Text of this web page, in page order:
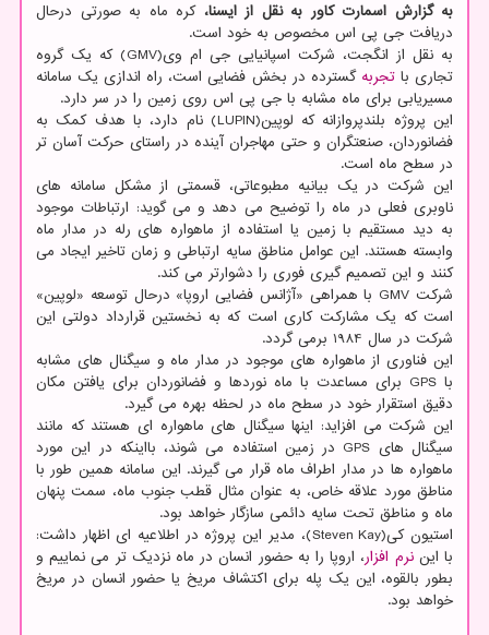
به گزارش اسمارت کاور به نقل از ایسنا،کره ماه به صورتی درحال
دریافت جی پی اس مخصوص به خود است.
به نقل از انگجت، شرکت اسپانیایی جی ام وی(GMV) که یک گروه
تجاری باتجربه گسترده در بخش فضایی است، راه اندازی یک سامانه
مسیریابی برای ماه مشابه با جی پی اس روی زمین را در سر دارد.
این پروژه بلندپروازانه که لوپین(LUPIN) نام دارد، با هدف کمک به
فضانوردان، صنعتگران و حتی مهاجران آینده در راستای حرکت آسان تر
در سطح ماه است.
این شرکت در یک بیانیه مطبوعاتی، قسمتی از مشکل سامانه های
ناوبری فعلی در ماه را توضیح می دهد و می گوید: ارتباطات موجود
به دید مستقیم با زمین یا استفاده از ماهواره های رله در مدار ماه
وابسته هستند. این عوامل مناطق سایه ارتباطی و زمان تاخیر ایجاد می
کنند و این تصمیم گیری فوری را دشوارتر می کند.
شرکت GMV با همراهی «آژانس فضایی اروپا» درحال توسعه «لوپین»
است که یک مشارکت کاری است که به نخستین قرارداد دولتی این
شرکت در سال 1984 برمی گردد.
این فناوری از ماهواره های موجود در مدار ماه و سیگنال های مشابه
با GPS برای مساعدت با ماه نوردها و فضانوردان برای یافتن مکان
دقیق استقرار خود در سطح ماه در لحظه بهره می گیرد.
این شرکت می افزاید: اینها سیگنال های ماهواره ای هستند که مانند
سیگنال های GPS در زمین استفاده می شوند، بااینکه در این مورد
ماهواره ها در مدار اطراف ماه قرار می گیرند. این سامانه همین طور با
مناطق مورد علاقه خاص، به عنوان مثال قطب جنوب ماه، سمت پنهان
ماه و مناطق تحت سایه دائمی سازگار خواهد بود.
استیون کی(Steven Kay)، مدیر این پروژه در اطلاعیه ای اظهار داشت:
با ایننرم افزار، اروپا را به حضور انسان در ماه نزدیک تر می نماییم و
بطور بالقوه، این یک پله برای اکتشاف مریخ یا حضور انسان در مریخ
خواهد بود.